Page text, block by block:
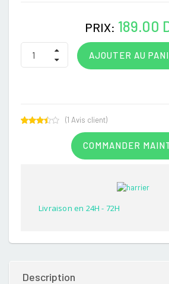
PRIX: 189.00
AJOUTER AU
COMMANDER
(1 Avis client)
Livraison en 24H - 72H
Description